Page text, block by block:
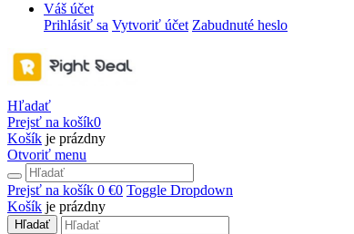
Váš účet
Prihlásiť sa Vytvoriť účet Zabudnuté heslo
Hľadať
Prejsť na košík0
Košík je prázdny
Otvoriť menu
Prejsť na košík 0 €0 Toggle Dropdown
Košík je prázdny
Hľadať